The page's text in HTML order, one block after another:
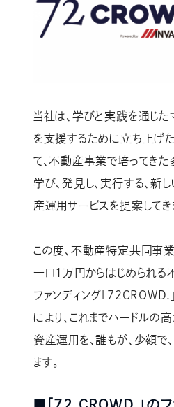
当社は、学びと実践を通じた
を支援するために立ち上げた
て、不動産事業で培ってきた
学び、発見し、実行する、新
産運用サービスを提案してき
この度、不動産特定共同事
一口1万円からはじめられる
ファンディング「72CROWD.
により、これまでハードルの
資産運用を、誰もが、少額で
ます。